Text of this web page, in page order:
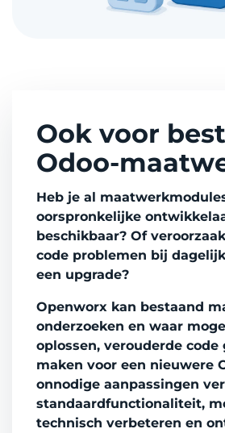
Ook voor
Odoo-
Heb je al
oorspronkelijke
beschikbaar? Of
code problemen bij
een upgrade?
Openworx kan bestaand
onderzoeken en waar
oplossen, verouderde code
maken voor een nieuwere
onnodige aanpassingen
standaardfunctionaliteit,
technisch verbeteren en